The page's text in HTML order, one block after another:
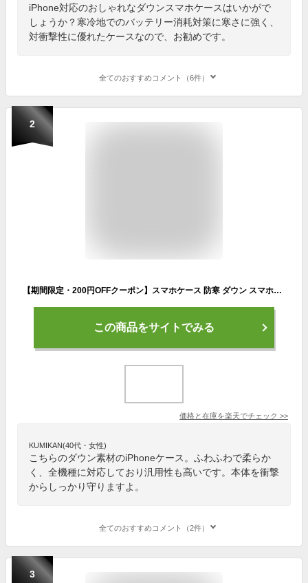
iPhone対応のおしゃれなダウンスマホケースはいかがで
しょうか？寒冷地でのバッテリー消耗対策に寒さに強く、
対衝撃性に優れたケースなので、お勧めです。
全てのおすすめコメント（6件）
2
【期間限定・200円OFFクーポン】スマホケース 防寒 ダウン スマホケース 耐衝撃 柔軟 ふわふわ感じ かわいい オシャレ カバー 韓国全機種対応 iPhone13 ケース iphone12 mini pro Max カバー iPhone SE 第2世代 se2 携帯 iPhone 11 XS MAX XR X iPhone8 iPhone7 春 夏 秋 冬
この商品をサイトでみる
価格と在庫を楽天でチェック >>
KUMIKAN(40代・女性)
こちらのダウン素材のiPhoneケース。ふわふわで柔らか
く、全機種に対応しており汎用性も高いです。本体を衝撃
からしっかり守りますよ。
全てのおすすめコメント（2件）
3